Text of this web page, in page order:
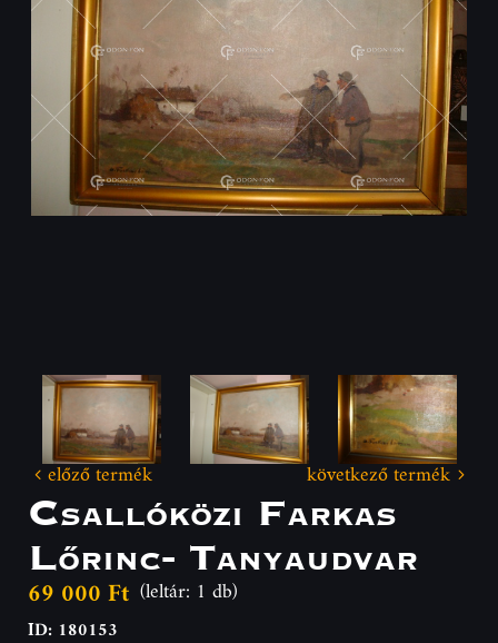
előző termék következő termék
Csallóközi Farkas
Lőrinc- Tanyaudvar
69 000 Ft (leltár: 1 db)
ID: 180153